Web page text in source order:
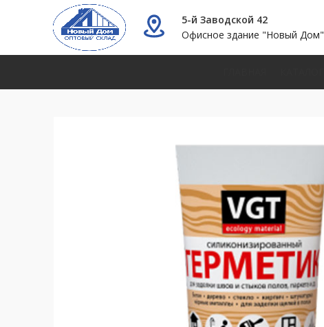
5-й Заводской 42
Офисное здание "Новый Дом"